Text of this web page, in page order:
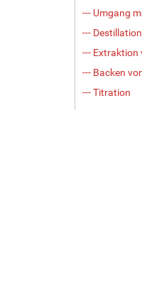
--- Umgang
--- Destillation
--- Extraktion
--- Backen
--- Titration